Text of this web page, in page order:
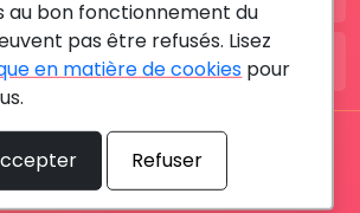
réservés © 2026 RDV MÉDICAL By
MediaSatCom
au bon fonctionnement du
pas être refusés. Lisez
en matière de cookies pour
Refuser